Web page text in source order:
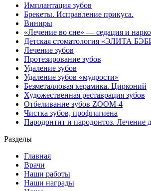
Имплантация зубов
Брекеты. Исправление прикуса.
Виниры
«Лечение во сне» — седация и
Детская стоматология «ЭЛИТА
Лечение зубов
Протезирование зубов
Удаление зубов
Удаление зубов «мудрости»
Безметалловая керамика. Цирконий
Художественная реставрация зубов
Отбеливание зубов ZOOM-4
Чистка зубов, профгигиена
Пародонтит и пародонтоз. Лечение
Разделы
Главная
Врачи
Наши работы
Наши награды